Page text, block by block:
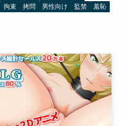
拘束 拷問 男性向け 監禁
羞恥